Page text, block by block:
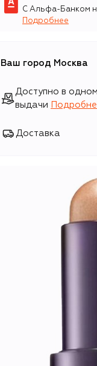
С Альфа-Банком
Подробнее
Ваш город Москва
Доступно в
выдачи
Доставка